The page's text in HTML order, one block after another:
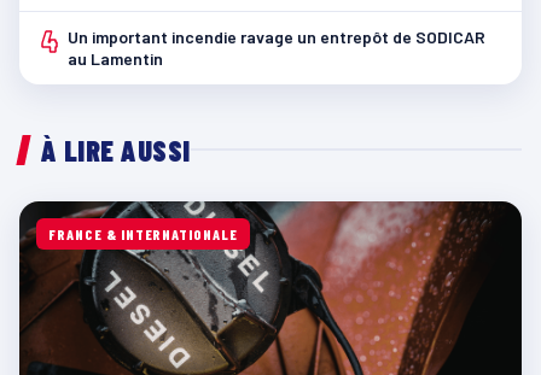
4 Un important incendie ravage un entrepôt de SODICAR
au Lamentin
À LIRE AUSSI
FRANCE & INTERNATIONALE